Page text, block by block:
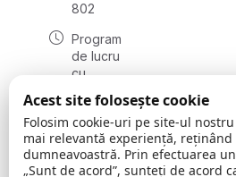
802
Program
de lucru
cu
luni -
vineri:
08:00 -
16:00
Acest site folosește cookie
Folosim cookie-uri pe site-ul
mai relevantă experiență,
dumneavoastră. Prin efectuarea
„Sunt de acord”, sunteți de acord